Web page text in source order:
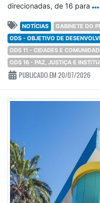
direcionadas, de 16 para
NOTÍCIAS
GABINETE DO
ODS - OBJETIVO DE
ODS 11 - CIDADES E
ODS 16 - PAZ, JUSTIÇA E
PUBLICADO EM 20/07/2026